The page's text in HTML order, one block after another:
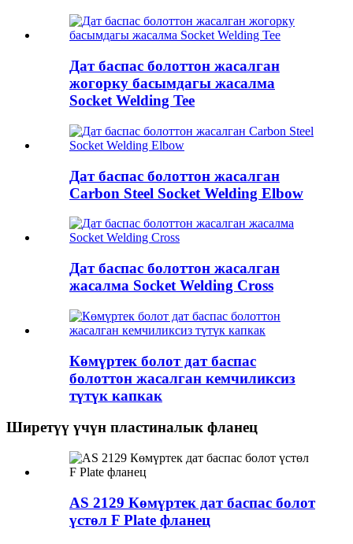
Дат баспас болоттон жасалган
жогорку басымдагы жасалма
Socket Welding Tee
Дат баспас болоттон жасалган
Carbon Steel Socket Welding Elbow
Дат баспас болоттон жасалган
жасалма Socket Welding Cross
Көмүртек болот дат баспас
болоттон жасалган кемчиликсиз
түтүк капкак
Ширетүү үчүн пластиналык фланец
AS 2129 Көмүртек дат баспас болот
үстөл F Plate фланец